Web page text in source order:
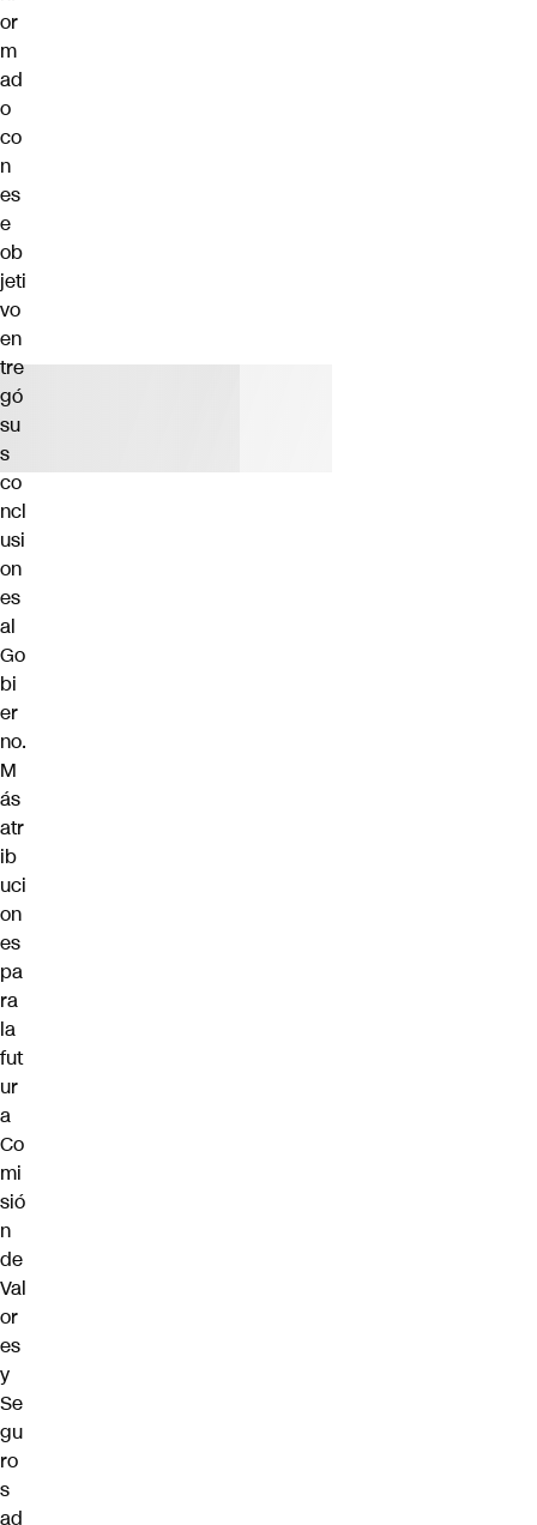
or
m
ad
o
co
n
es
e
ob
jeti
vo
en
tre
gó
su
s
co
ncl
usi
on
es
al
Go
bi
er
no.
M
ás
atr
ib
uci
on
es
pa
ra
la
fut
ur
a
Co
mi
sió
n
de
Val
or
es
y
Se
gu
ro
s
ad